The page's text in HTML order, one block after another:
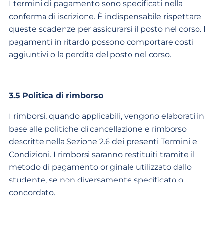
I termini di pagamento sono specificati nella
conferma di iscrizione. È indispensabile rispettare
queste scadenze per assicurarsi il posto nel corso. I
pagamenti in ritardo possono comportare costi
aggiuntivi o la perdita del posto nel corso.
3.5 Politica di rimborso
I rimborsi, quando applicabili, vengono elaborati in
base alle politiche di cancellazione e rimborso
descritte nella Sezione 2.6 dei presenti Termini e
Condizioni. I rimborsi saranno restituiti tramite il
metodo di pagamento originale utilizzato dallo
studente, se non diversamente specificato o
concordato.